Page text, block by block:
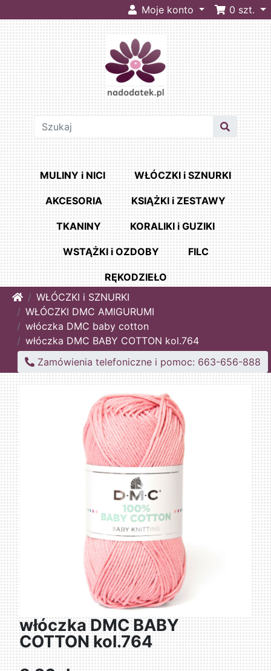
Moje konto 0 szt.
MULINY i NICI WŁÓCZKI i SZNURKI
AKCESORIA KSIĄŻKI i ZESTAWY
TKANINY KORALIKI i GUZIKI
WSTĄŻKI i OZDOBY FILC
RĘKODZIEŁO
HomeWŁÓCZKI i SZNURKI
WŁÓCZKI DMC AMIGURUMI
włóczka DMC baby cotton
włóczka DMC BABY COTTON kol.764
Zamówienia telefoniczne i pomoc: 663-656-888
włóczka DMC BABY
COTTON kol.764